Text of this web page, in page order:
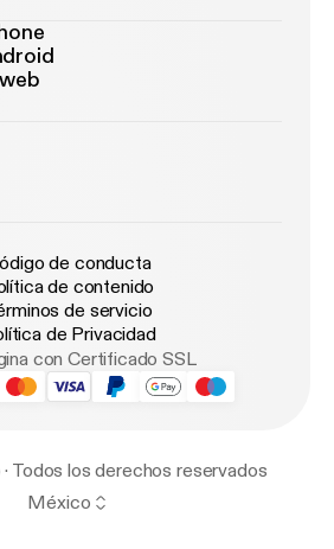
de conducta
de contenido
de servicio
de Privacidad
con Certificado SSL
Todos los derechos reservados
México